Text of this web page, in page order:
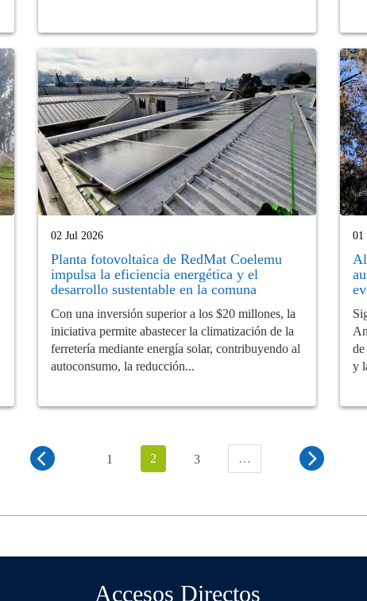
02 Jul 2026
Planta fotovoltaica de RedMat Coelemu
impulsa la eficiencia energética y el
desarrollo sustentable en la comuna
Con una inversión superior a los $20 millones, la
iniciativa permite abastecer la climatización de la
ferretería mediante energía solar, contribuyendo al
autoconsumo, la reducción...
01
y
1 2 3 …
Accesos Directos